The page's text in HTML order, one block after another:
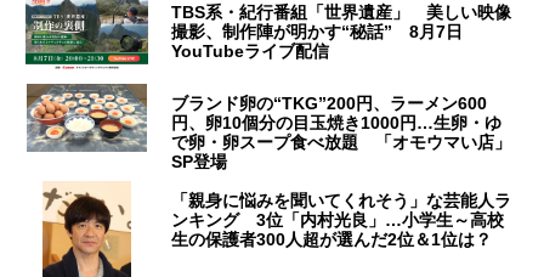
TBS系・紀行番組「世界遺産」 美しい映像
撮影、制作陣が明かす“秘話” 8月7日
YouTubeライブ配信
ブランド卵の“TKG”200円、ラーメン600
円、卵10個分の目玉焼き1000円…生卵・ゆ
で卵・卵スープ食べ放題 「オモウマい店」
SP登場
「親身に悩みを聞いてくれそう」な芸能人ラ
ンキング 3位「内村光良」…小学生～高校
生の保護者300人超が選んだ2位＆1位は？